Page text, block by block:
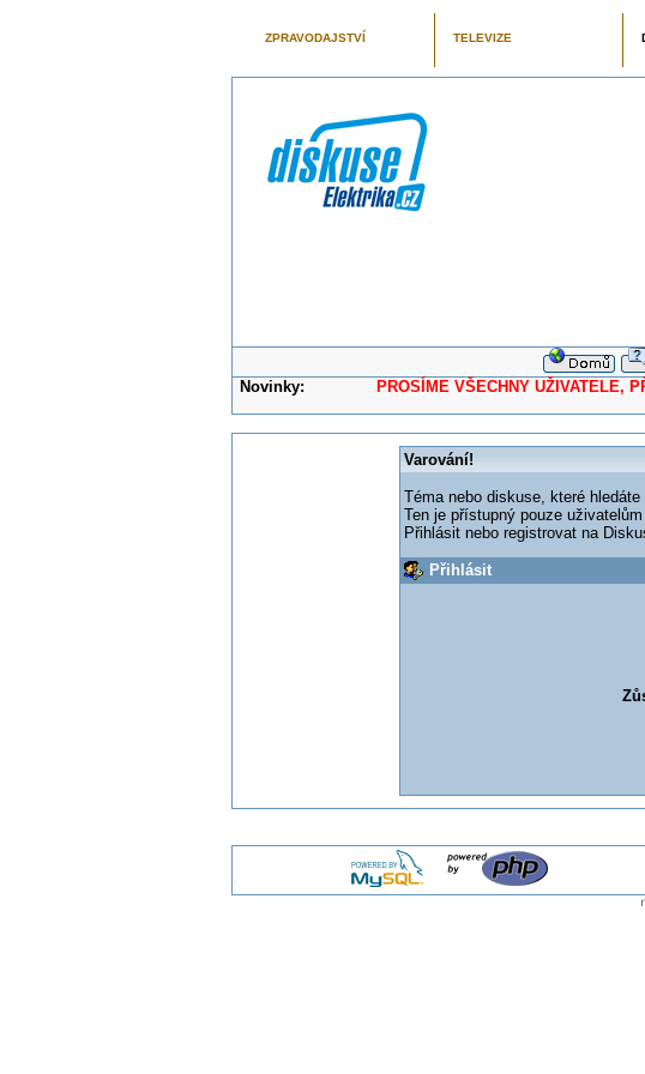
ZPRAVODAJSTVÍ TELEVIZE
Novinky: PROSÍME VŠECHNY UŽIVATELE,
Varování!
Téma nebo diskuse, které
Ten je přístupný pouze
Přihlásit nebo registrovat na
Přihlásit